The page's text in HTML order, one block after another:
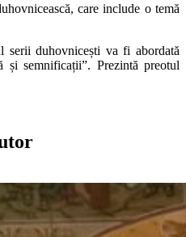
care include o temă
serii duhovnicești va fi abordată
și semnificații”. Prezintă preotul